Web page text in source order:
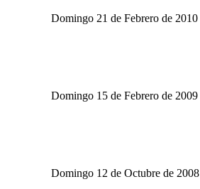
Domingo 21 de Febrero de 2010
Domingo 15 de Febrero de 2009
Domingo 12 de Octubre de 2008